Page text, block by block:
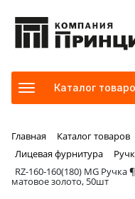
Каталог
Главная Каталог товаров
Лицевая фурнитура
RZ-160-160(180) MG
матовое золото, 50шт